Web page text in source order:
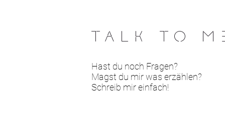
TALK TO
Hast du noch Fragen?
Magst du mir was erzählen?
Schreib mir einfach!